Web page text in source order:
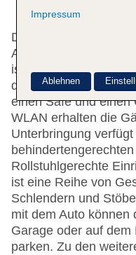
Das Hotel bietet 174
Aufzug. Das
ist gerne bei allen
des Hauses umfasst
einen Safe und einen
WLAN erhalten die
Unterbringung
Rollstuhlgerechte
ist eine Reihe von
Schlendern und
mit dem Auto können
Garage oder auf
parken. Zu den
Impressum
Ablehnen